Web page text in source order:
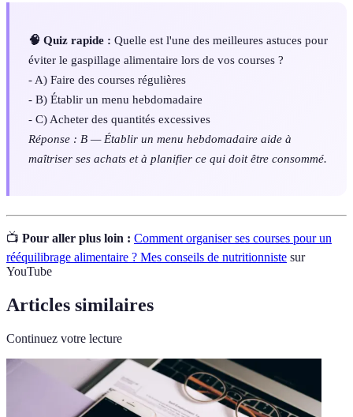
🧠 Quiz rapide : Quelle est l'une des meilleures astuces pour
éviter le gaspillage alimentaire lors de vos courses ?
- A) Faire des courses régulières
- B) Établir un menu hebdomadaire
- C) Acheter des quantités excessives
Réponse : B — Établir un menu hebdomadaire aide à
maîtriser ses achats et à planifier ce qui doit être consommé.
📺 Pour aller plus loin : Comment organiser ses courses pour un
rééquilibrage alimentaire ? Mes conseils de nutritionniste sur
YouTube
Articles similaires
Continuez votre lecture